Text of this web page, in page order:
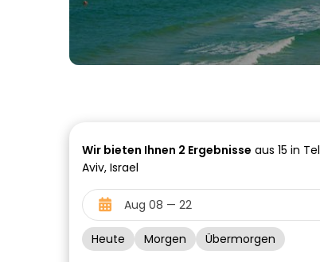
Wir bieten Ihnen 2 Ergebnisse aus 15 in Tel
Aviv, Israel
Heute Morgen Übermorgen